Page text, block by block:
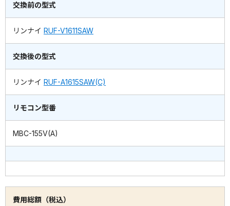
交換前の型式
リンナイ RUF-V1611SAW
交換後の型式
リンナイ RUF-A1615SAW(C)
リモコン型番
MBC-155V(A)
費用総額（税込）